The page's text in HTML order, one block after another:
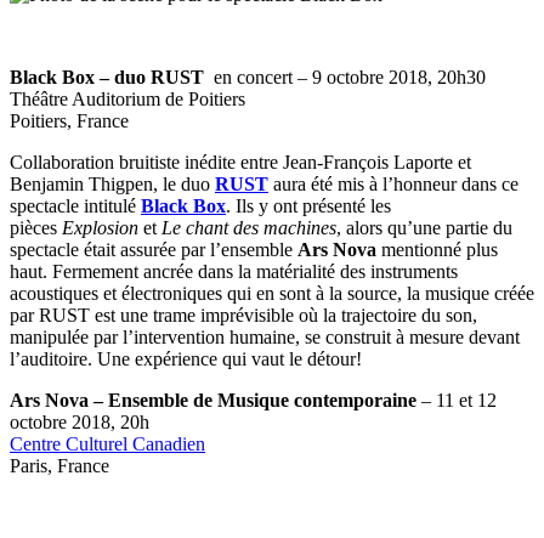
Black Box – duo RUST en concert – 9 octobre 2018, 20h30
Théâtre Auditorium de Poitiers
Poitiers, France
Collaboration bruitiste inédite entre Jean-François Laporte et
Benjamin Thigpen, le duo RUST aura été mis à l’honneur dans ce
spectacle intitulé Black Box. Ils y ont présenté les
pièces Explosion et Le chant des machines, alors qu’une partie du
spectacle était assurée par l’ensemble Ars Nova mentionné plus
haut. Fermement ancrée dans la matérialité des instruments
acoustiques et électroniques qui en sont à la source, la musique créée
par RUST est une trame imprévisible où la trajectoire du son,
manipulée par l’intervention humaine, se construit à mesure devant
l’auditoire. Une expérience qui vaut le détour!
Ars Nova – Ensemble de Musique contemporaine – 11 et 12
octobre 2018, 20h
Centre Culturel Canadien
Paris, France